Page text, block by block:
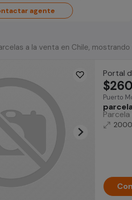
agente
a la venta en Chile, mostrando
Portal
Puerto